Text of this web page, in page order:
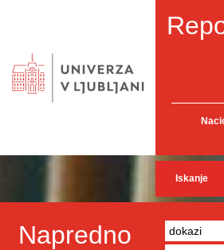
Iskanje
Napredno